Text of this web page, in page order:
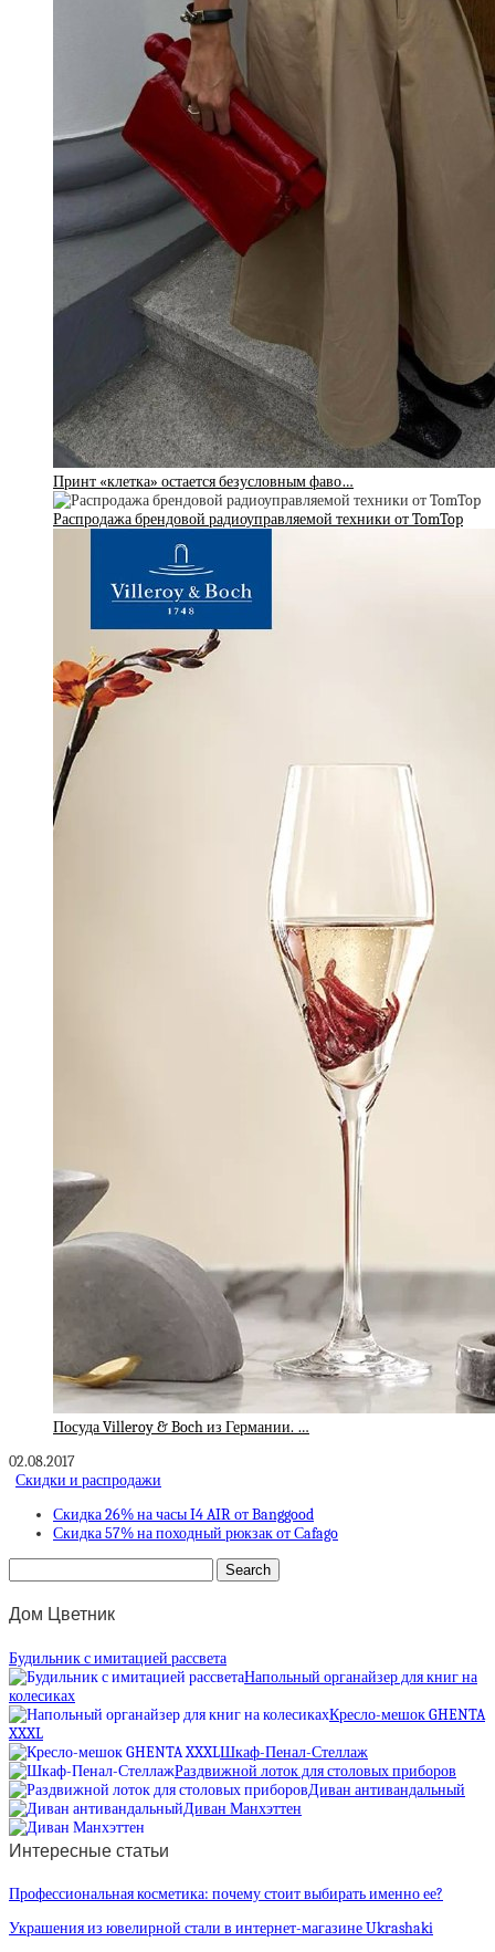
Принт «клетка» остается безусловным фаво…
Распродажа брендовой радиоуправляемой техники от TomTop
Посуда Villeroy & Boch из Германии. …
02.08.2017
Скидки и распродажи
Скидка 26% на часы I4 AIR от Banggood
Скидка 57% на походный рюкзак от Сafago
Дом Цветник
Будильник с имитацией рассвета
Напольный органайзер для книг на
колесиках
Кресло-мешок GHENTA
XXXL
Шкаф-Пенал-Стеллаж
Раздвижной лоток для столовых приборов
Диван антивандальный
Диван Манхэттен
Интересные статьи
Профессиональная косметика: почему стоит выбирать именно ее?
Украшения из ювелирной стали в интернет-магазине Ukrashaki